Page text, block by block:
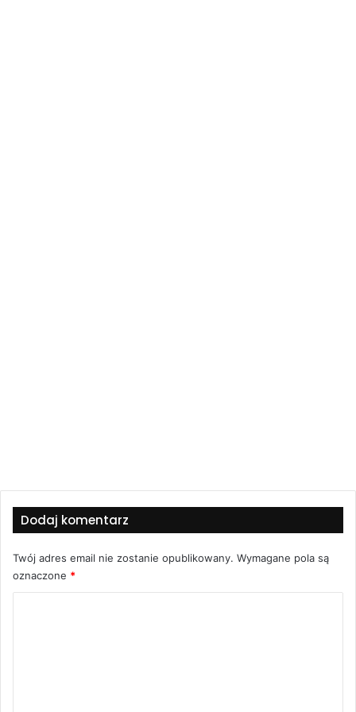
Dodaj komentarz
Twój adres email nie zostanie opublikowany. Wymagane pola są
oznaczone *